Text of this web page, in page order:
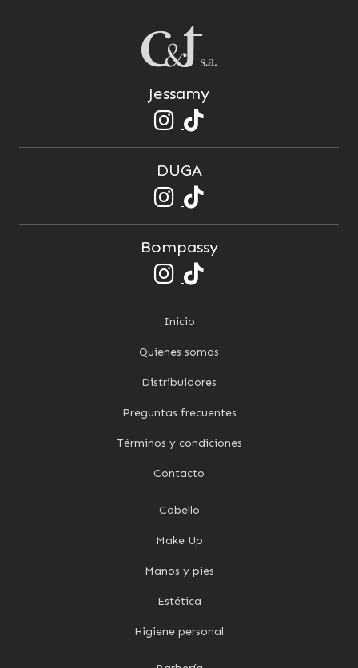
Jessamy
DUGA
Bompassy
Inicio
Quienes somos
Distribuidores
Preguntas frecuentes
Términos y condiciones
Contacto
Cabello
Make Up
Manos y pies
Estética
Higiene personal